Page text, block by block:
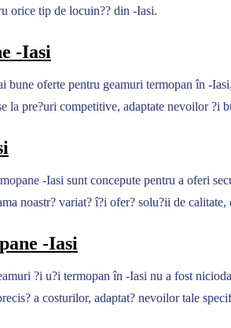
orice tip de locuin?? din -Iasi.
-Iasi
bune oferte pentru geamuri termopan în -
la pre?uri competitive, adaptate nevoilor ?i
-Iasi sunt concepute pentru a oferi
noastr? variat? î?i ofer? solu?ii de
-Iasi
?i u?i termopan în -Iasi nu a fost
a costurilor, adaptat? nevoilor tale